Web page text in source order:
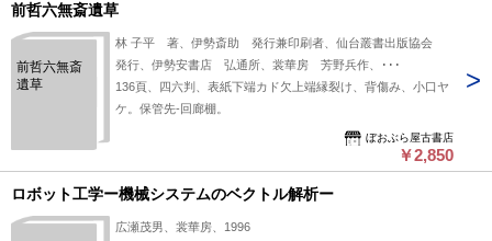
前哲六無斎遺草
前哲六無斎
遺草
林 子平 著、伊勢斎助 発行兼印刷者、仙台叢書出版協会
発行、伊勢安書店 弘通所、裳華房 芳野兵作、･･･
136頁、四六判、表紙下端カド欠上端縁裂け、背傷み、小口ヤ
ケ。保管先-回廊棚。
ぼおぶら屋古書店
￥2,850
ロボット工学ー機械システムのベクトル解析ー
広瀬茂男、裳華房、1996